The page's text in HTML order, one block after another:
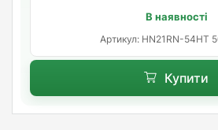
В наявності
Артикул: HN21RN-54HT
Купити